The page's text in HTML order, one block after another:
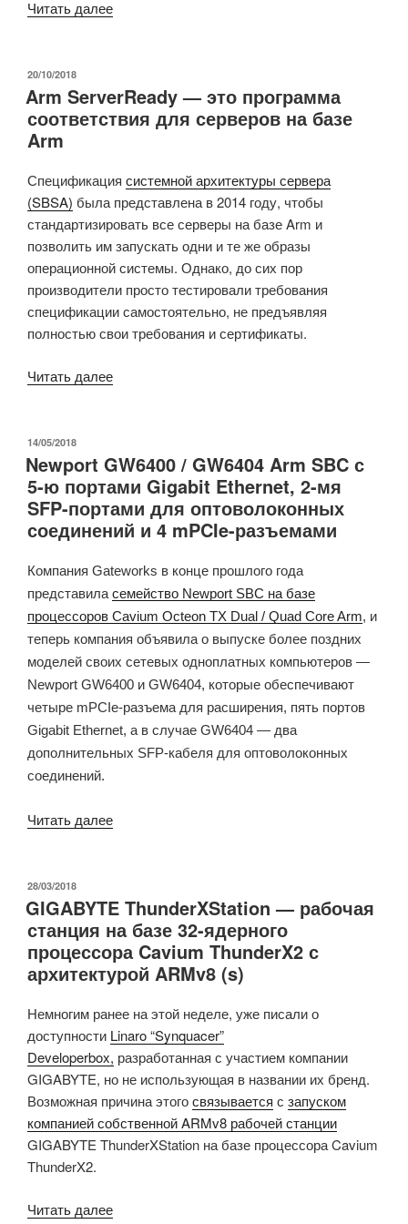
Читать далее«Миниатюрный
Gateworks
Newport
с
одним
GbE
портом
и
одним
разъемом
mPCIe»
ОПУБЛИКОВАНО
20/10/2018
Arm ServerReady — это программа
соответствия для серверов на базе
Arm
Спецификация системной архитектуры сервера
(SBSA) была представлена ​​в 2014 году, чтобы
стандартизировать все серверы на базе Arm и
позволить им запускать одни и те же образы
операционной системы. Однако, до сих пор
производители просто тестировали требования
спецификации самостоятельно, не предъявляя
полностью свои требования и сертификаты.
Читать далее«Arm
программа
соответствия
для
серверов
базе
Arm»
ОПУБЛИКОВАНО
14/05/2018
Newport GW6400 / GW6404 Arm SBC с
5-ю портами Gigabit Ethernet, 2-мя
SFP-портами для оптоволоконных
соединений и 4 mPCIe-разъемами
Компания Gateworks в конце прошлого года
представила семейство Newport SBC на базе
процессоров Cavium Octeon TX Dual / Quad Core Arm, и
теперь компания объявила о выпуске более поздних
моделей своих сетевых одноплатных компьютеров —
Newport GW6400 и GW6404, которые обеспечивают
четыре mPCIe-разъема для расширения, пять портов
Gigabit Ethernet, а в случае GW6404 — два
дополнительных SFP-кабеля для оптоволоконных
соединений.
Читать далее«Newport
Arm
SBC
с
5-
портами
Gigabit
Ethernet,
2-
мя
SFP-
портами
соединений
ОПУБЛИКОВАНО
28/03/2018
GIGABYTE ThunderXStation — рабочая
станция на базе 32-ядерного
процессора Cavium ThunderX2 с
архитектурой ARMv8 (s)
Немногим ранее на этой неделе, уже писали о
доступности Linaro “Synquacer”
Developerbox, разработанная с участием компании
GIGABYTE, но не использующая в названии их бренд.
Возможная причина этогосвязывается с запуском
компанией собственной ARMv8 рабочей станции
GIGABYTE ThunderXStation на базе процессора Cavium
ThunderX2.
Читать далее«GIGABYTE